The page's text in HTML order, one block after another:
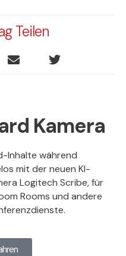
Teilen
Kamera
Inhalte während
mit der neuen KI-
Logitech Scribe, für
Rooms und andere